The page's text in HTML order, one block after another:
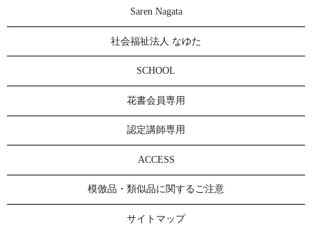
Saren Nagata
社会福祉法人 なゆた
SCHOOL
花書会員専用
認定講師専用
ACCESS
模倣品・類似品に関するご注意
サイトマップ